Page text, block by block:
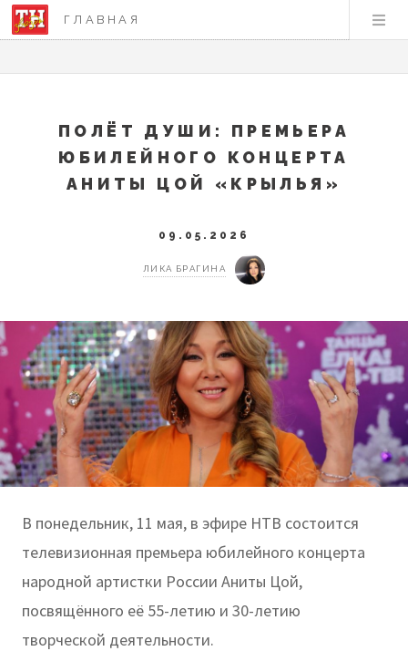
ГЛАВНАЯ
ПОЛЁТ ДУШИ: ПРЕМЬЕРА
ЮБИЛЕЙНОГО КОНЦЕРТА
АНИТЫ ЦОЙ «КРЫЛЬЯ»
09.05.2026
ЛИКА БРАГИНА
В понедельник, 11 мая, в эфире НТВ состоится
телевизионная премьера юбилейного концерта
народной артистки России Аниты Цой,
посвящённого её 55-летию и 30-летию
творческой деятельности.